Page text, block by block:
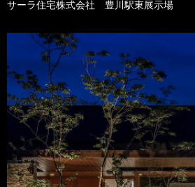
サーラ住宅株式会社 豊川駅東展示場